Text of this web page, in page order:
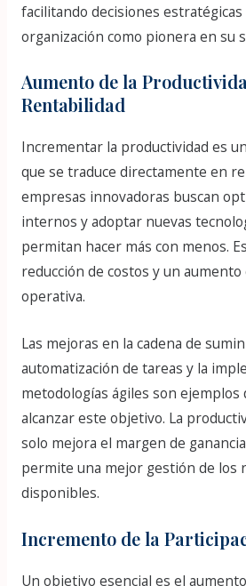
facilitando decisiones
organización como pionera en su
Aumento de la
Rentabilidad
Incrementar la productividad es
que se traduce directamente en
empresas innovadoras buscan
internos y adoptar nuevas
permitan hacer más con menos.
reducción de costos y un aumento
operativa.
Las mejoras en la cadena de
automatización de tareas y la
metodologías ágiles son ejemplos
alcanzar este objetivo. La
solo mejora el margen de
permite una mejor gestión de los
disponibles.
Incremento de la
Un objetivo esencial es el